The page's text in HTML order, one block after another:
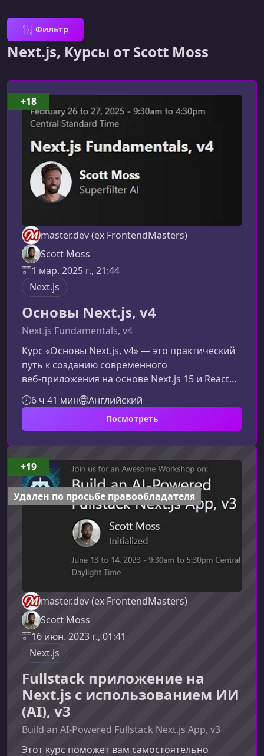
Фильтр
Next.js, Курсы от Scott Moss
master.dev (ex FrontendMasters)
Scott Moss
1 мар. 2025 г., 21:44
Next.js
Основы Next.js, v4
Next.js Fundamentals, v4
Курс «Основы Next.js, v4» — это практический
путь к созданию современного
веб‑приложения на основе Next.js 15 и React
19. Материал ориентирован на
разработчиков, которые хотят быстро освоить
ключевые концепции фреймворка, научиться
данными, кешированием и
развертыванием.Что вы создадите в ходе
обученияНа протяжении курса вы разовьёте
приложение для обзоров фильмов — от
базовой структуры до готового продукта.
6 ч 41 мин Английский
Посмотреть
+18
master.dev (ex FrontendMasters)
Scott Moss
16 июн. 2023 г., 01:41
Next.js
Fullstack приложение на
Next.js с использованием ИИ
(AI), v3
Build an AI-Powered Fullstack Next.js App, v3
Этот курс поможет вам самостоятельно
+19
Удален по просьбе правообладателя